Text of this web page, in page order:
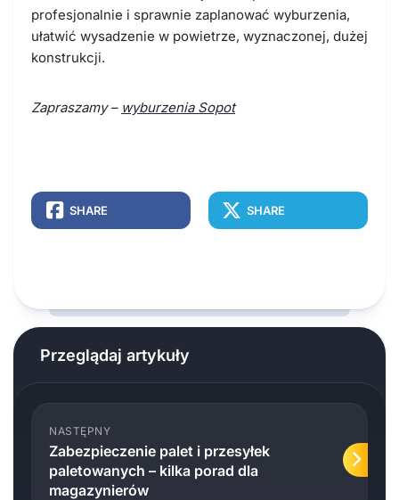
profesjonalnie i sprawnie zaplanować wyburzenia,
ułatwić wysadzenie w powietrze, wyznaczonej, dużej
konstrukcji.
Zapraszamy – wyburzenia Sopot
SHARE SHARE
Przeglądaj artykuły
NASTĘPNY
Zabezpieczenie palet i przesyłek
paletowanych – kilka porad dla
magazynierów